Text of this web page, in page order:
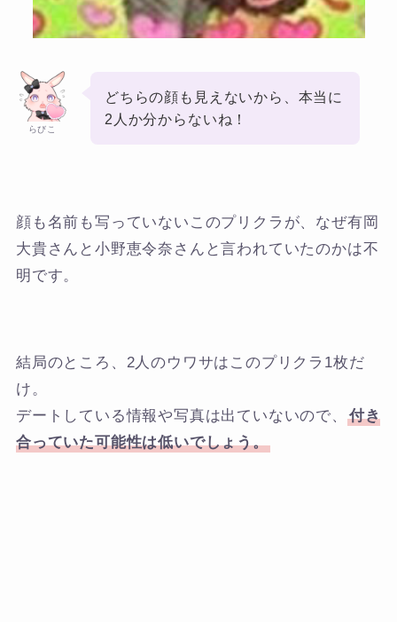
らびこ
どちらの顔も見えないから、本当に
2人か分からないね！
顔も名前も写っていないこのプリクラが、なぜ有岡
大貴さんと小野恵令奈さんと言われていたのかは不
明です。
結局のところ、2人のウワサはこのプリクラ1枚だ
け。
デートしている情報や写真は出ていないので、
付き
合っていた可能性は低いでしょう。